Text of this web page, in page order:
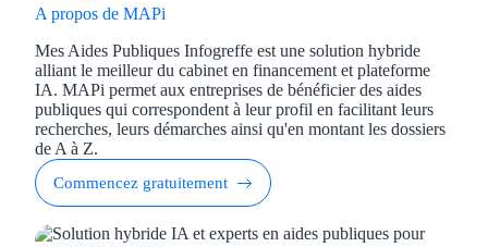
A propos de MAPi
Mes Aides Publiques Infogreffe est une solution hybride
alliant le meilleur du cabinet en financement et plateforme
IA. MAPi permet aux entreprises de bénéficier des aides
publiques qui correspondent à leur profil en facilitant leurs
recherches, leurs démarches ainsi qu'en montant les dossiers
de A à Z.
Commencez gratuitement